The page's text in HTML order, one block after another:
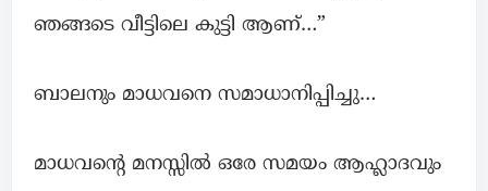
ഞങ്ങടെ വീട്ടിലെ കുട്ടി ആണ്…”
ബാലനും മാധവനെ സമാധാനിപ്പിച്ചു…
മാധവന്റെ മനസ്സിൽ ഒരേ സമയം ആഹ്ലാദവും